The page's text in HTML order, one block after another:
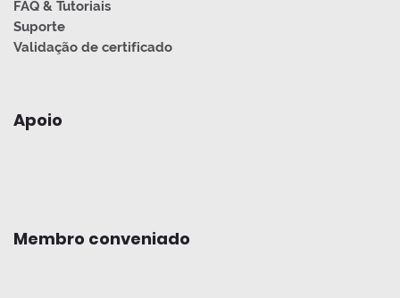
FAQ & Tutoriais
Suporte
Validação de certificado
Apoio
Membro conveniado